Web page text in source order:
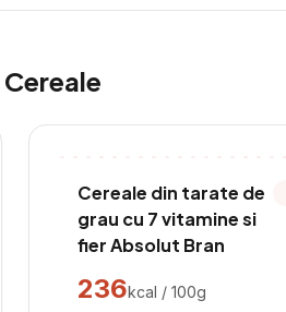
Cereale
Cereale din tarate de
grau cu 7 vitamine si
fier Absolut Bran
236kcal / 100g